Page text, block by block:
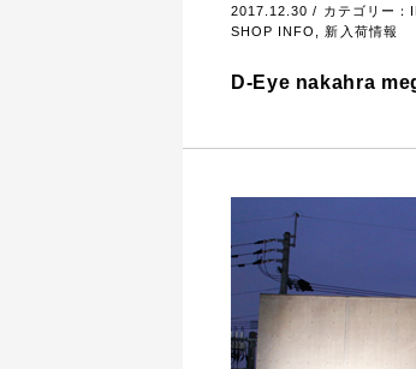
2017.12.30 / カテゴリー：
SHOP INFO
新入荷情報
D-Eye nakahra